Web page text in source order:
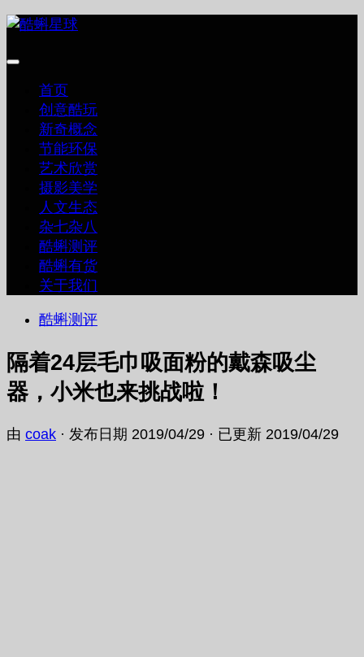
跳
内
首页
创意酷玩
新奇概念
节能环保
艺术欣赏
摄影美学
人文生态
杂七杂八
酷蝌测评
酷蝌有货
关于我们
酷蝌测评
隔着24层毛巾吸面粉的戴森吸尘
器，小米也来挑战啦！
由 coak · 发布日期 2019/04/29 · 已更新 2019/04/29